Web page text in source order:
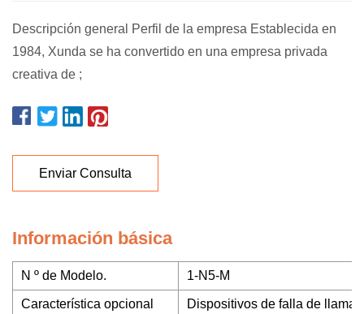
Descripción general Perfil de la empresa Establecida en
1984, Xunda se ha convertido en una empresa privada
creativa de ;
Enviar Consulta
Información básica
N º de Modelo. 1-N5-M
Característica opcional Dispositivos de falla de llama